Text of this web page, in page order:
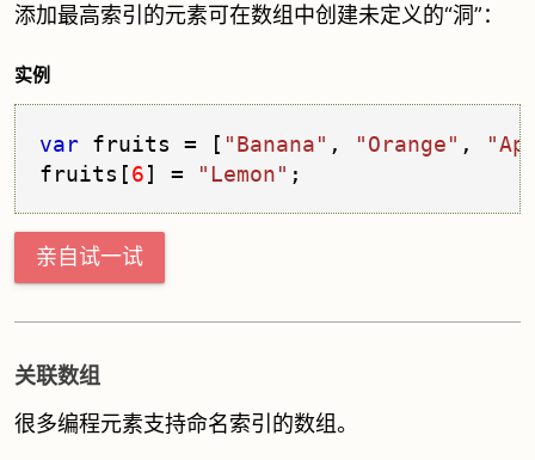
添加最高索引的元素可在数组中创建未定义的“洞”：
实例
var fruits = [ "Banana" , "Orange" ,
fruits[6] = "Lemon" ;
亲自试一试
关联数组
很多编程元素支持命名索引的数组。